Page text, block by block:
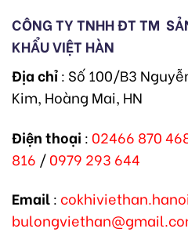
CÔNG TY TNHH ĐT TM
KHẨU VIỆT HÀN
Địa chỉ: Số 100/B3
Kim, Hoàng Mai, HN
Điện thoại : 02466 870
816 /0979 293 644
Email: